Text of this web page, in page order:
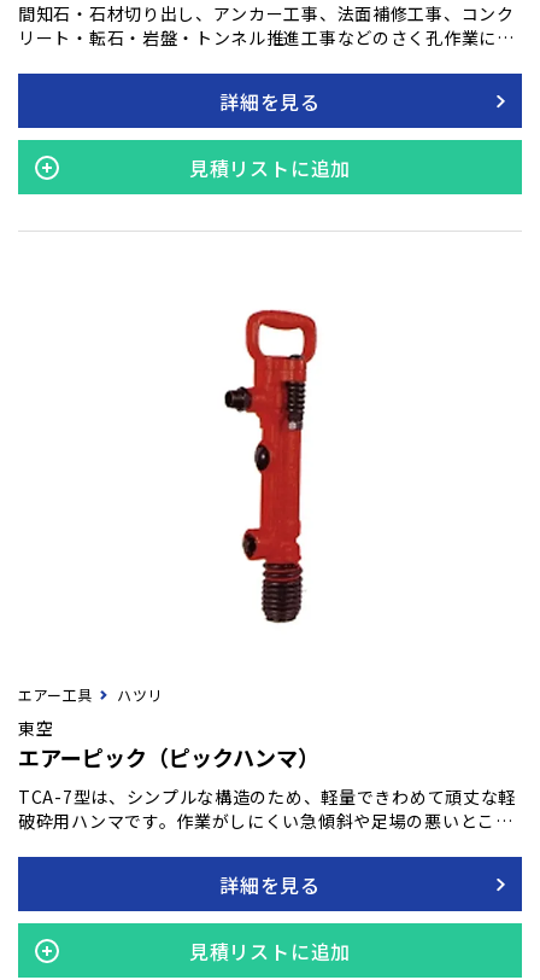
間知石・石材切り出し、アンカー工事、法面補修工事、コンク
リート・転石・岩盤・トンネル推進工事などのさく孔作業に、
の作業にも使用できます。詳細を見る
見積リストに追加
エアー工具 ハツリ
東空
エアーピック（ピックハンマ）
TCA-7型は、シンプルな構造のため、軽量できわめて頑丈な軽
破砕用ハンマです。作業がしにくい急傾斜や足場の悪いとこ
のハツリ用軽破砕ハンマは、軽量でありながら耐久性に優れ、
シンプルな構造を持つことで、急傾斜や足場が悪い場所、狭い
スペースなど、様々な現場での能率的な作業を可能にします。
このプッシュスタート式の操作は簡単で、ユーザーにとって扱
詳細を見る
見積リストに追加